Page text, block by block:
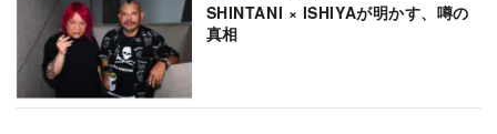
SHINTANI × ISHIYAが明かす、噂の
真相